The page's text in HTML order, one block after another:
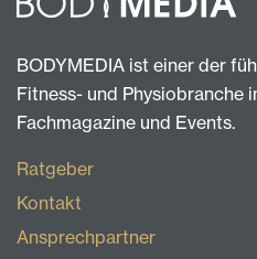
BODYMEDIA ist einer der
Fitness- und Physiobranche
Fachmagazine und Events.
Ratgeber
Kontakt
Ansprechpartner